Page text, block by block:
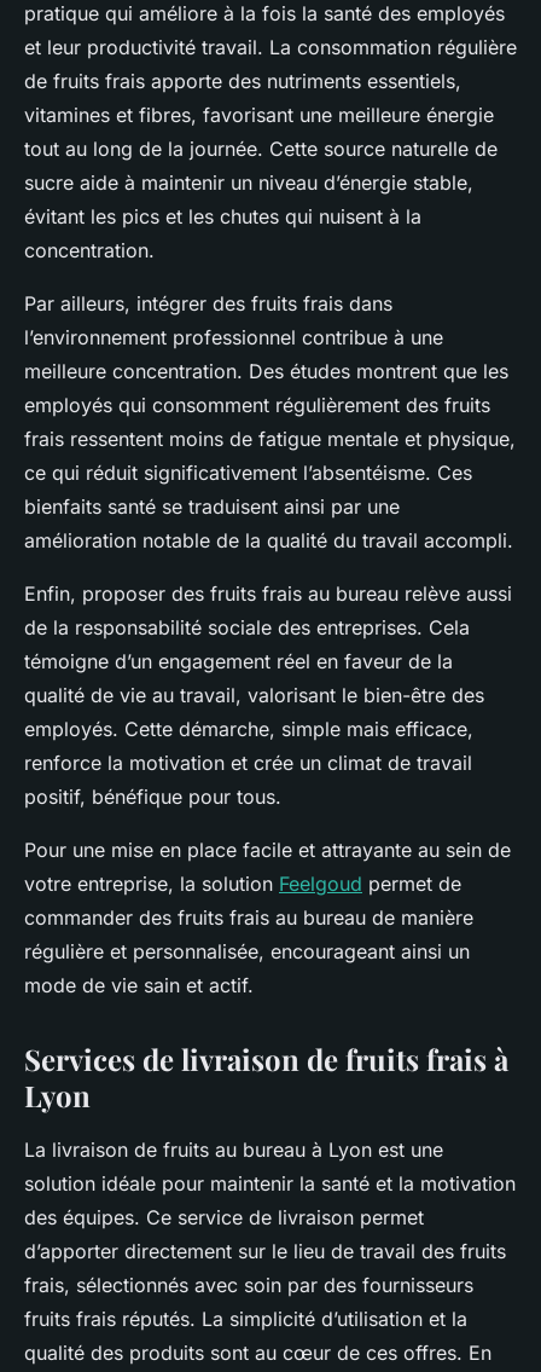
pratique qui améliore à la fois la santé des employés
et leur productivité travail. La consommation régulière
de fruits frais apporte des nutriments essentiels,
vitamines et fibres, favorisant une meilleure énergie
tout au long de la journée. Cette source naturelle de
sucre aide à maintenir un niveau d’énergie stable,
évitant les pics et les chutes qui nuisent à la
concentration.
Par ailleurs, intégrer des fruits frais dans
l’environnement professionnel contribue à une
meilleure concentration. Des études montrent que les
employés qui consomment régulièrement des fruits
frais ressentent moins de fatigue mentale et physique,
ce qui réduit significativement l’absentéisme. Ces
bienfaits santé se traduisent ainsi par une
amélioration notable de la qualité du travail accompli.
Enfin, proposer des fruits frais au bureau relève aussi
de la responsabilité sociale des entreprises. Cela
témoigne d’un engagement réel en faveur de la
qualité de vie au travail, valorisant le bien-être des
employés. Cette démarche, simple mais efficace,
renforce la motivation et crée un climat de travail
positif, bénéfique pour tous.
Pour une mise en place facile et attrayante au sein de
votre entreprise, la solution Feelgoud permet de
commander des fruits frais au bureau de manière
régulière et personnalisée, encourageant ainsi un
mode de vie sain et actif.
Services de livraison de fruits frais à
Lyon
La livraison de fruits au bureau à Lyon est une
solution idéale pour maintenir la santé et la motivation
des équipes. Ce service de livraison permet
d’apporter directement sur le lieu de travail des fruits
frais, sélectionnés avec soin par des fournisseurs
fruits frais réputés. La simplicité d’utilisation et la
qualité des produits sont au cœur de ces offres. En